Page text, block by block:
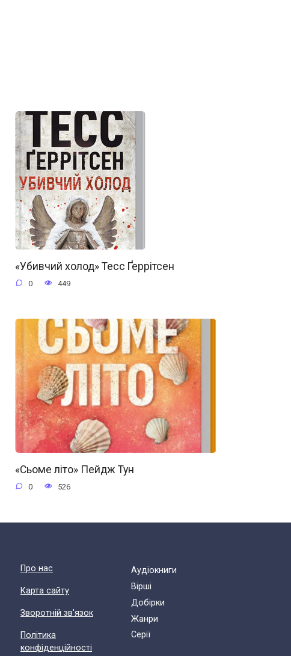
«Убивчий холод» Тесс Ґеррітсен
0 449
«Сьоме літо» Пейдж Тун
0 526
Про нас
Карта сайту
Зворотній зв'язок
Політика
конфіденційності
Аудіокниги
Вірші
Добірки
Жанри
Cерії